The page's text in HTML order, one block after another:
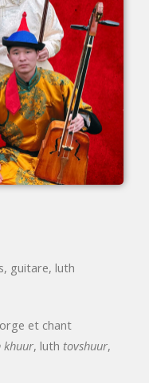
guitare, luth
et chant
khuur, luth tovshuur,